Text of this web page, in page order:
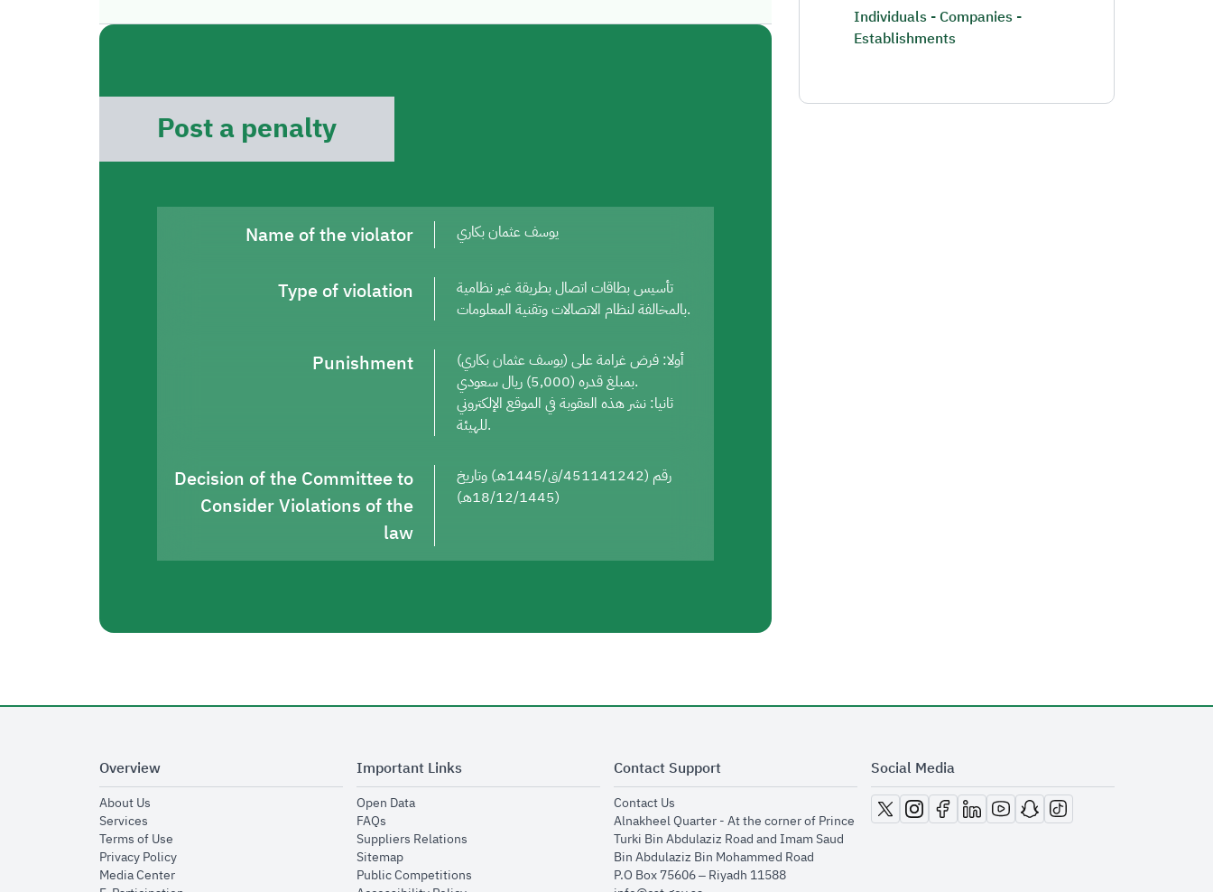
Post a penalty
Name of the violator يوسف عثمان بكاري
Type of violation
تأسيس بطاقات اتصال بطريقة غير نظامية
بالمخالفة لنظام الاتصالات وتقنية المعلومات.
Punishment
أولا: فرض غرامة على (يوسف عثمان بكاري)
بمبلغ قدره (5,000) ريال سعودي.
ثانيا: نشر هذه العقوبة في الموقع الإلكتروني
للهيئة.
Decision of the Committee to
Consider Violations of the
law
رقم (451141242/ق/1445هـ) وتاريخ
(18/12/1445هـ)
Individuals - Companies -
Establishments
Overview
About Usopens in new window
Servicesopens in new window
Terms of Useopens in new window
Privacy Policyopens in new window
Media Centeropens in new window
Important Links
Open Dataopens in new window
FAQsopens in new window
Suppliers Relationsopens in new window
Sitemapopens in new window
Public Competitionsopens in new window
Contact Support
Contact Usopens in new window
Alnakheel Quarter - At the corner of Prince
Turki Bin Abdulaziz Road and Imam Saud
Bin Abdulaziz Bin Mohammed Road​
P.O Box 75606 – Riyadh 11588
Social Media
opens in new window
opens in new window
opens in new window
opens in new window
opens in new window
opens in new window
opens in new window